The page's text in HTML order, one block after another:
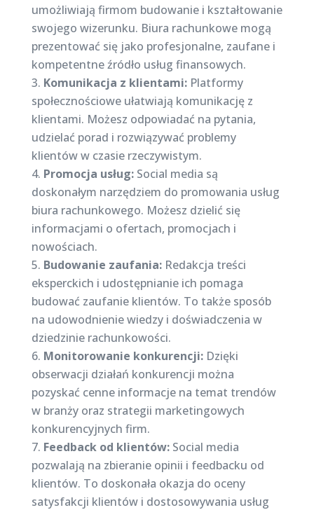
umożliwiają firmom budowanie i kształtowanie
swojego wizerunku. Biura rachunkowe mogą
prezentować się jako profesjonalne, zaufane i
kompetentne źródło usług finansowych.
Komunikacja z klientami:Platformy
społecznościowe ułatwiają komunikację z
klientami. Możesz odpowiadać na pytania,
udzielać porad i rozwiązywać problemy
klientów w czasie rzeczywistym.
Promocja usług:Social media są
doskonałym narzędziem do promowania usług
biura rachunkowego. Możesz dzielić się
informacjami o ofertach, promocjach i
nowościach.
Budowanie zaufania:Redakcja treści
eksperckich i udostępnianie ich pomaga
budować zaufanie klientów. To także sposób
na udowodnienie wiedzy i doświadczenia w
dziedzinie rachunkowości.
Monitorowanie konkurencji:Dzięki
obserwacji działań konkurencji można
pozyskać cenne informacje na temat trendów
w branży oraz strategii marketingowych
konkurencyjnych firm.
Feedback od klientów:Social media
pozwalają na zbieranie opinii i feedbacku od
klientów. To doskonała okazja do oceny
satysfakcji klientów i dostosowywania usług